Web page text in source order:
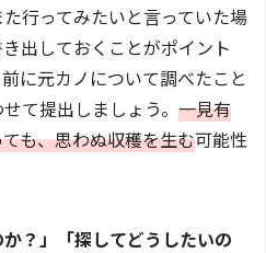
行ってみたいと言っていた場
出しておくことがポイント
に元カノについて調べたこと
て提出しましょう。 一見有
も、思わぬ収穫を生む可能性
か？」「探してどうしたいの